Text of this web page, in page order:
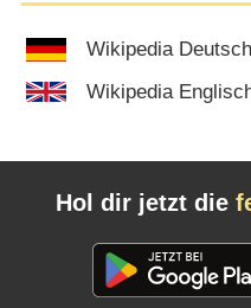
Wikipedia Deutsch
Wikipedia
Hol dir jetzt die